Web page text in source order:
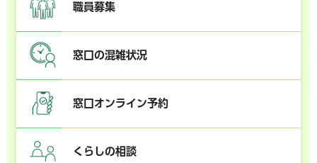
職員募集
窓口の混雑状況
窓口オンライン予約
くらしの相談